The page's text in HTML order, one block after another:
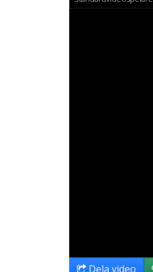
Dela video